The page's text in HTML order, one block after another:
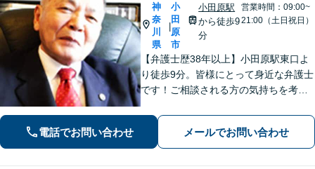
神
奈
川
県
|
小
田
原
市
小田原駅
から徒歩9
分
営業時間：09:00~
21:00（土日祝日）
【弁護士歴38年以上】小田原駅東口よ
り徒歩9分。皆様にとって身近な弁護士
です！ご相談される方の気持ちを考え
して頼んで良かったと思われる、そう
いう弁護士でいようと日々努めていま
す。 まずはご相談ください。
電話でお問い合わせ メールでお問い合わせ